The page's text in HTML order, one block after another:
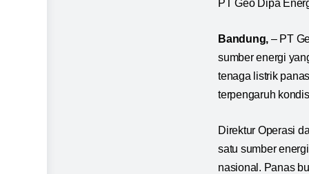
PT Geo Dipa
Bandung, – PT
sumber energi
tenaga listrik
terpengaruh
Direktur Operasi
satu sumber
nasional. Panas